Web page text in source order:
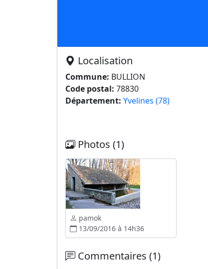
Localisation
Commune: BULLION
Code postal: 78830
Département: Yvelines (78)
Photos (1)
pamok
13/09/2016 à 14h36
Commentaires (1)